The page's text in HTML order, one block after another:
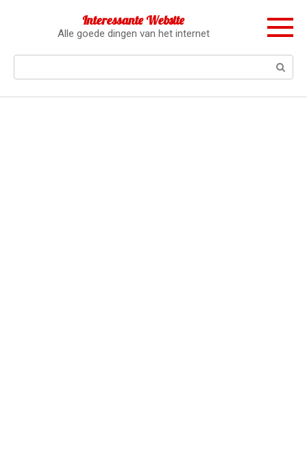
Interessante Website
Alle goede dingen van het internet